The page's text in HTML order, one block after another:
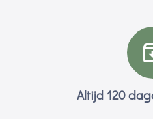
Altijd 120